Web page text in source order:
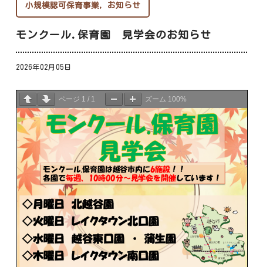
小規模認可保育事業, お知らせ
モンクール.保育園 見学会のお知らせ
2026年02月05日
ページ 1 / 1 ズーム 100%